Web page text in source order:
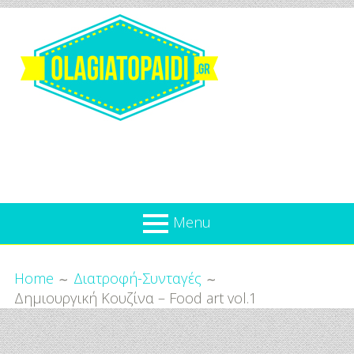
content
Menu
Για
το
Παιδί
Επικαιρότητα
Προσφορές
Home
Διατροφή-Συνταγές
Δημιουργική Κουζίνα – Food art vol.1